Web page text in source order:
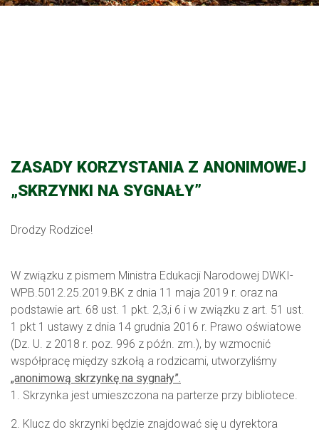
ZASADY KORZYSTANIA Z ANONIMOWEJ
„SKRZYNKI NA SYGNAŁY”
Drodzy Rodzice!
W związku z pismem Ministra Edukacji Narodowej DWKI-
WPB.5012.25.2019.BK z dnia 11 maja 2019 r. oraz na
podstawie art. 68 ust. 1 pkt. 2,3,i 6 i w związku z art. 51 ust.
1 pkt 1 ustawy z dnia 14 grudnia 2016 r. Prawo oświatowe
(Dz. U. z 2018 r. poz. 996 z późn. zm.), by wzmocnić
współpracę między szkołą a rodzicami, utworzyliśmy
„anonimową skrzynkę na sygnały”.
1. Skrzynka jest umieszczona na parterze przy bibliotece.
2. Klucz do skrzynki będzie znajdować się u dyrektora